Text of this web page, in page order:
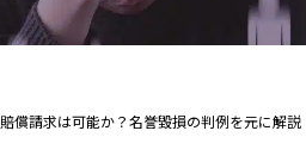
償請求は可能か？名誉毀損の判例を元に解説